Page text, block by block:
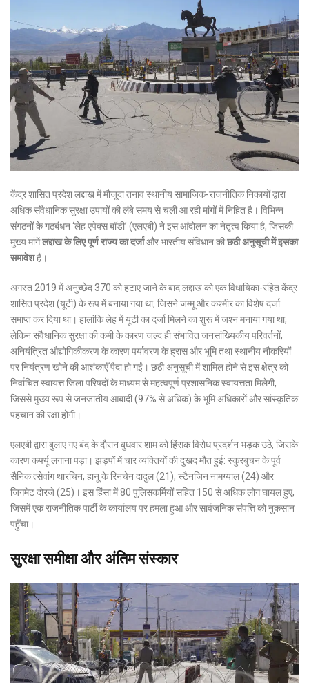
केंद्र शासित प्रदेश लद्दाख में मौजूदा तनाव स्थानीय सामाजिक-राजनीतिक निकायों द्वारा
अधिक संवैधानिक सुरक्षा उपायों की लंबे समय से चली आ रही मांगों में निहित है। विभिन्न
संगठनों के गठबंधन ‘लेह एपेक्स बॉडी’ (एलएबी) ने इस आंदोलन का नेतृत्व किया है, जिसकी
मुख्य मांगेंलद्दाख के लिए पूर्ण राज्य का दर्जाऔर भारतीय संविधान कीछठी अनुसूची में इसका
समावेशहैं।
अगस्त 2019 में अनुच्छेद 370 को हटाए जाने के बाद लद्दाख को एक विधायिका-रहित केंद्र
शासित प्रदेश (यूटी) के रूप में बनाया गया था, जिसने जम्मू और कश्मीर का विशेष दर्जा
समाप्त कर दिया था। हालांकि लेह में यूटी का दर्जा मिलने का शुरू में जश्न मनाया गया था,
लेकिन संवैधानिक सुरक्षा की कमी के कारण जल्द ही संभावित जनसांख्यिकीय परिवर्तनों,
अनियंत्रित औद्योगिकीकरण के कारण पर्यावरण के ह्रास और भूमि तथा स्थानीय नौकरियों
पर नियंत्रण खोने की आशंकाएँ पैदा हो गईं। छठी अनुसूची में शामिल होने से इस क्षेत्र को
निर्वाचित स्वायत्त जिला परिषदों के माध्यम से महत्वपूर्ण प्रशासनिक स्वायत्तता मिलेगी,
जिससे मुख्य रूप से जनजातीय आबादी (97% से अधिक) के भूमि अधिकारों और सांस्कृतिक
पहचान की रक्षा होगी।
एलएबी द्वारा बुलाए गए बंद के दौरान बुधवार शाम को हिंसक विरोध प्रदर्शन भड़क उठे, जिसके
कारण कर्फ्यू लगाना पड़ा। झड़पों में चार व्यक्तियों की दुखद मौत हुई: स्कुरबुचन के पूर्व
सैनिक त्सेवांग थारचिन, हानू के रिनचेन दादुल (21), स्टैनज़िन नामग्याल (24) और
जिगमेट दोरजे (25)। इस हिंसा में 80 पुलिसकर्मियों सहित 150 से अधिक लोग घायल हुए,
जिसमें एक राजनीतिक पार्टी के कार्यालय पर हमला हुआ और सार्वजनिक संपत्ति को नुकसान
पहुँचा।
सुरक्षा समीक्षा और अंतिम संस्कार